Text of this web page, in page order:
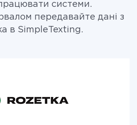
системи.
передавайте дані з
в SimpleTexting.